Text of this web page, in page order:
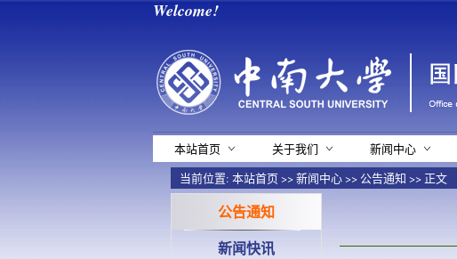
Welcome!
本站首页 关于我们 新闻中心
当前位置: 本站首页>>新闻中心>> 公告通知 >> 正文
公告通知
新闻快讯